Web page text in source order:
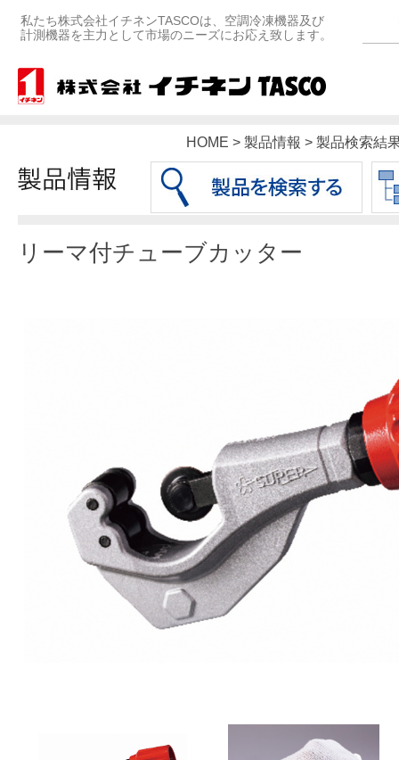
私たち株式会社イチネンTASCOは、空調冷凍機器及び
計測機器を主力として市場のニーズにお応え致します。
HOME > 製品情報 > 製品検索結
リーマ付チューブカッター